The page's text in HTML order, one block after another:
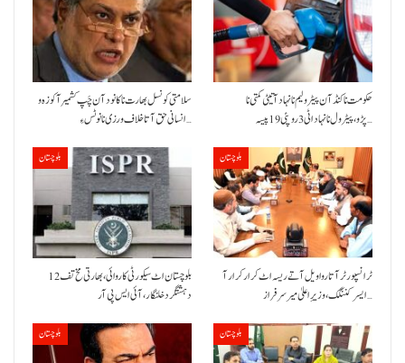
سلامتی کونسل بھارت نا کانود آن چَپ کشمیر آ کوزہ و
انسانی حق آتا خلاف ورزی نا نوٹس ءِ…
حکومت نا کنڈ آن پیٹرولیم نا نہاد آتیٹی کمتی نا
پڑو،پیٹرول نا نہاد اٹی 3 روپئی 19 پیسہ…
بلوچستان
بلوچستان اٹ سیکورٹی کاروائی، بھارتی مخ تف 12
دہشتگرد خلنگار،آئی ایس پی آر
بلوچستان
ٹرانسپورٹر آتا روا ویل آتے ریسہ اٹ کرار کرار آ
ایسر کننگک ،وزیرِ اعلیٰ میر سرفراز…
بلوچستان بلوچستان